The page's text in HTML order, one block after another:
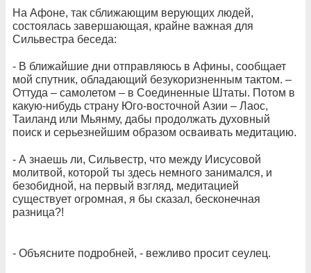
На Афоне, так сближающим верующих людей,
состоялась завершающая, крайне важная для
Сильвестра беседа:
- В ближайшие дни отправляюсь в Афины, сообщает
мой спутник, обладающий безукоризненным тактом. –
Оттуда – самолетом – в Соединенные Штаты. Потом в
какую-нибудь страну Юго-восточной Азии – Лаос,
Таиланд или Мьянму, дабы продолжать духовный
поиск и серьезнейшим образом осваивать медитацию.
- А знаешь ли, Сильвестр, что между Иисусовой
молитвой, которой ты здесь немного занимался, и
безобидной, на первый взгляд, медитацией
существует огромная, я бы сказал, бесконечная
разница?!
- Объясните подробней, - вежливо просит сеулец.